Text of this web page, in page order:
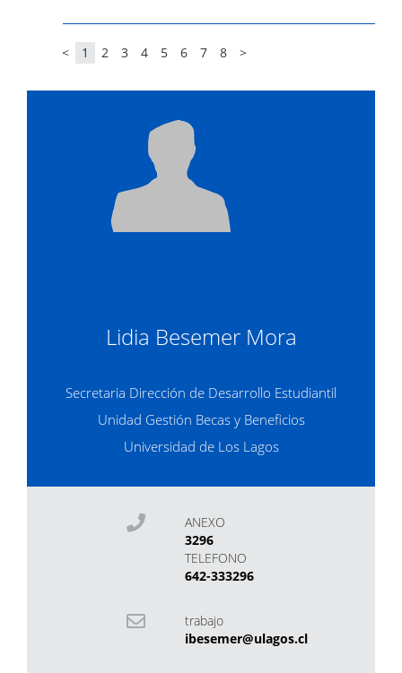
< 1 2 3 4 5 6 7 8 >
Lidia Besemer Mora
Secretaria Dirección de Desarrollo Estudiantil
Unidad Gestión Becas y Beneficios
Universidad de Los Lagos
ANEXO
3296
TELEFONO
642-333296
trabajo
ibesemer@ulagos.cl